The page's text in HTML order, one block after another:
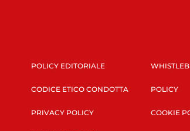
POLICY EDITORIALE
CODICE ETICO CONDOTTA
PRIVACY POLICY
POLICY
COOKIE